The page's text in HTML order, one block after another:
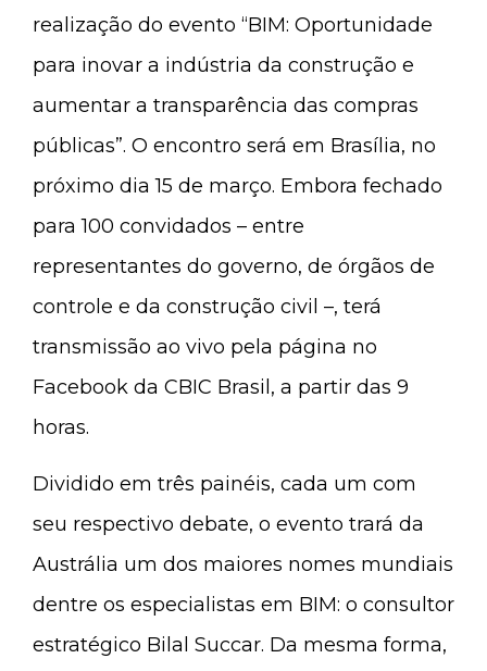
realização do evento “BIM: Oportunidade
para inovar a indústria da construção e
aumentar a transparência das compras
públicas”. O encontro será em Brasília, no
próximo dia 15 de março. Embora fechado
para 100 convidados – entre
representantes do governo, de órgãos de
controle e da construção civil –, terá
transmissão ao vivo pela página no
Facebook da CBIC Brasil, a partir das 9
horas.
Dividido em três painéis, cada um com
seu respectivo debate, o evento trará da
Austrália um dos maiores nomes mundiais
dentre os especialistas em BIM: o consultor
estratégico Bilal Succar. Da mesma forma,